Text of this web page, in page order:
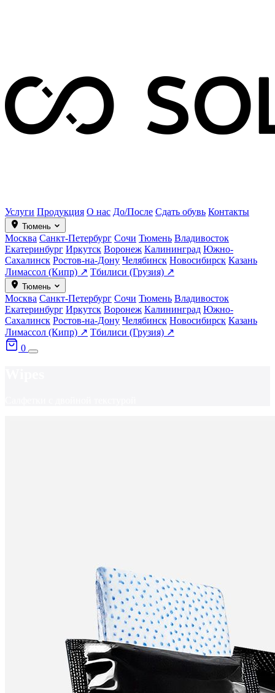
Услуги Продукция О нас До/После Сдать обувь Контакты
Тюмень
Москва Санкт-Петербург Сочи Тюмень Владивосток
Екатеринбург Иркутск Воронеж Калининград Южно-
Сахалинск Ростов-на-Дону Челябинск Новосибирск Казань
Лимассол (Кипр) ↗ Тбилиси (Грузия) ↗
Тюмень
Москва Санкт-Петербург Сочи Тюмень Владивосток
Екатеринбург Иркутск Воронеж Калининград Южно-
Сахалинск Ростов-на-Дону Челябинск Новосибирск Казань
Лимассол (Кипр) ↗ Тбилиси (Грузия) ↗
0